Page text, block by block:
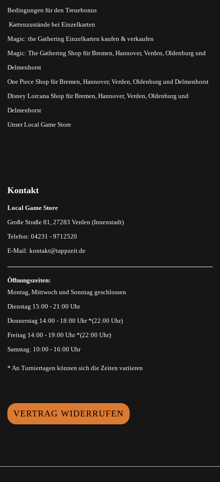
Bedingungen für den Treuebonus
Kartenzustände bei Einzelkarten
Magic: the Gathering Einzelkarten kaufen & verkaufen
Magic: The Gathering Shop für Bremen, Hannover, Verden, Oldenburg und
Delmenhorst
One Piece Shop für Bremen, Hannover, Verden, Oldenburg und Delmenhorst
Disney Lorcana Shop für Bremen, Hannover, Verden, Oldenburg und
Delmenhorst
Unser Local Game Store
Kontakt
Local Game Store
Große Straße 81, 27283 Verden (Innenstadt)
Telefon: 04231 - 9712520
E-Mail: kontakt@tappzeit.de
Öffnungszeiten:
Montag, Mittwoch und Sonntag geschlossen
Dienstag 15:00 - 21:00 Uhr
Donnerstag 14:00 - 18:00 Uhr *(22:00 Uhr)
Freitag 14:00 - 19:00 Uhr *(22:00 Uhr)
Samstag: 10:00 - 16:00 Uhr
* An Turniertagen können sich die Zeiten variieren
VERTRAG WIDERRUFEN